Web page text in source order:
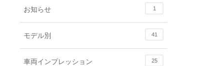
お知らせ 1
モデル別 41
車両インプレッション 25